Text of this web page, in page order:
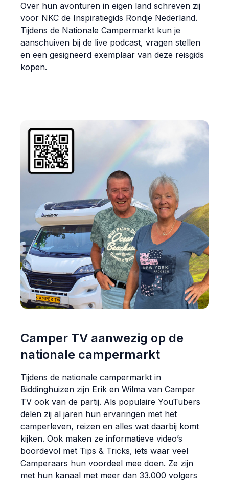
Over hun avonturen in eigen land schreven zij
voor NKC de Inspiratiegids Rondje Nederland.
Tijdens de Nationale Campermarkt kun je
aanschuiven bij de live podcast, vragen stellen
en een gesigneerd exemplaar van deze reisgids
kopen.
Camper TV aanwezig op de
nationale campermarkt
Tijdens de nationale campermarkt in
Biddinghuizen zijn Erik en Wilma van Camper
TV ook van de partij. Als populaire YouTubers
delen zij al jaren hun ervaringen met het
camperleven, reizen en alles wat daarbij komt
kijken. Ook maken ze informatieve video’s
boordevol met Tips & Tricks, iets waar veel
Camperaars hun voordeel mee doen. Ze zijn
met hun kanaal met meer dan 33.000 volgers